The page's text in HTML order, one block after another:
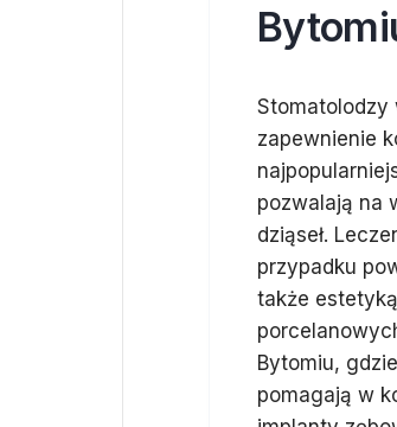
Stomatolodzy
zapewnienie
pozwalają na
dziąseł.
przypadku
także
Bytomiu,
pomagają w